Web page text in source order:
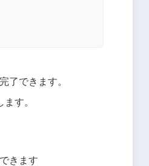
了できます。
す。
きます